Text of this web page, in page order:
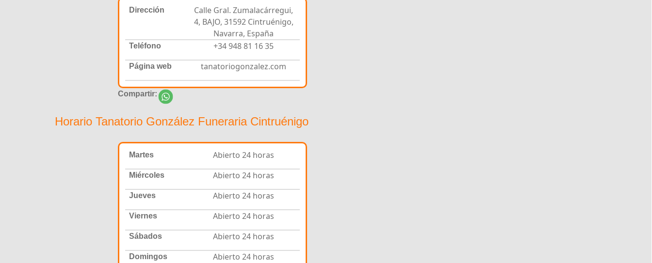
Dirección
Calle Gral. Zumalacárregui,
4, BAJO, 31592 Cintruénigo,
Navarra, España
Teléfono +34 948 81 16 35
Página web tanatoriogonzalez.com
Compartir:
Horario Tanatorio González Funeraria Cintruénigo
Martes Abierto 24 horas
Miércoles Abierto 24 horas
Jueves Abierto 24 horas
Viernes Abierto 24 horas
Sábados Abierto 24 horas
Domingos Abierto 24 horas